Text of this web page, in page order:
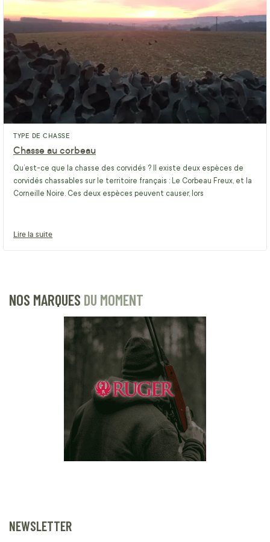
TYPE DE CHASSE
Chasse au corbeau
Qu’est-ce que la chasse des corvidés ? Il existe deux espèces de
corvidés chassables sur le territoire français : Le Corbeau Freux, et la
Corneille Noire. Ces deux espèces peuvent causer, lors
Lire la suite
NOS MARQUES DU MOMENT
NEWSLETTER